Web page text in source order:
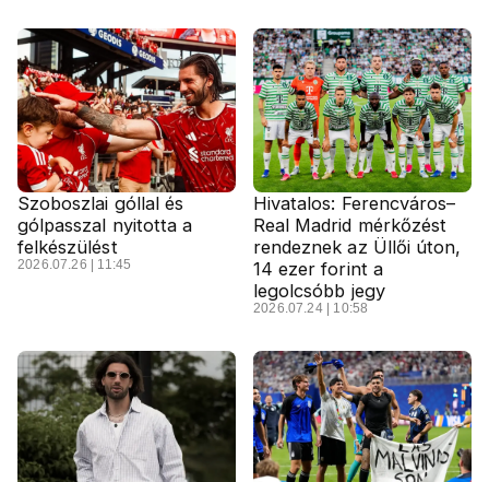
Szoboszlai góllal és
gólpasszal nyitotta a
felkészülést
2026.07.26 | 11:45
Hivatalos: Ferencváros–
Real Madrid mérkőzést
rendeznek az Üllői úton,
14 ezer forint a
legolcsóbb jegy
2026.07.24 | 10:58